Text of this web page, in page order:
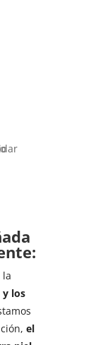
la
y los
el